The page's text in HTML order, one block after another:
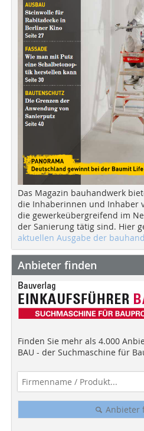
Das Magazin bauhandwerk
die Inhaberinnen und Inhaber
die gewerkeübergreifend im
der Sanierung tätig sind. Hier
aktuellen Ausgabe der
Anbieter finden
Finden Sie mehr als 4.000
BAU - der Suchmaschine für
Anbieter